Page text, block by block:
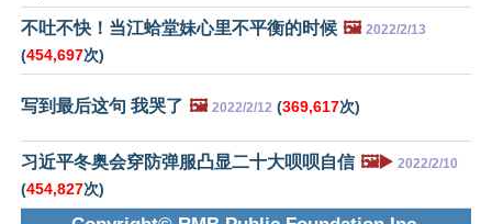
不吐不快！当江蛤堂妹心里不平衡的时候 🖼️ 2022/2/13
(454,697次)
写到最后这句 我哭了 🖼️ 2022/2/12 (369,617次)
习近平冬奥会穿防弹服凸显二十大呗呗自信 🖼️▶️ 2022/2/10
(454,827次)